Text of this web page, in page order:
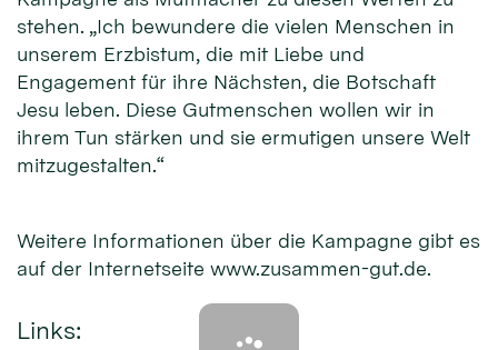
stehen. „Ich bewundere die vielen Menschen in
unserem Erzbistum, die mit Liebe und
Engagement für ihre Nächsten, die Botschaft
Jesu leben. Diese Gutmenschen wollen wir in
ihrem Tun stärken und sie ermutigen unsere Welt
mitzugestalten.“
Weitere Informationen über die Kampagne gibt es
auf der Internetseite www.zusammen-gut.de.
Links: